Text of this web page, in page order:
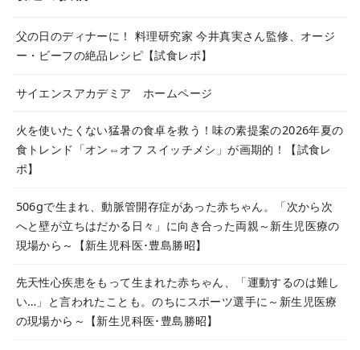
父の日のディナーに！ 料理研究家 今井真実さん監修、オージ
ー・ビーフの絶品レシピ【試食レポ】
サイエンスアカデミア ホームページ
火を使いたくない猛暑の食卓を救う！味の素提案の2026年夏の
食トレンド「オン⇔オフ スイッチメシ」が画期的！【試食レ
ポ】
506gで生まれ、動脈管開存症があった赤ちゃん。「次から次
へと壁が立ちはだかる日々」に向き合った両親～新生児医療の
現場から～【新生児科医･豊島勝昭】
先天性心疾患をもって生まれた赤ちゃん、「運動するのは難し
い…」と言われたことも。のちにスポーツ選手に～新生児医療
の現場から～【新生児科医･豊島勝昭】